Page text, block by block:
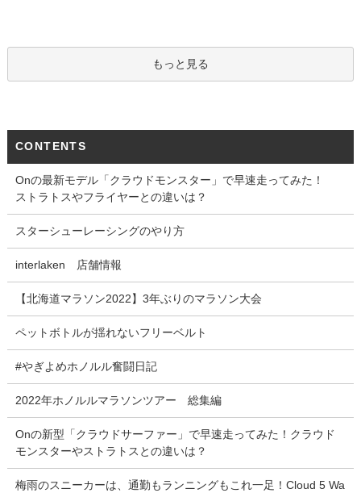
もっと見る
CONTENTS
Onの最新モデル「クラウドモンスター」で早速走ってみた！
ストラトスやフライヤーとの違いは？
スターシューレーシングのやり方
interlaken 店舗情報
【北海道マラソン2022】3年ぶりのマラソン大会
ペットボトルが揺れないフリーベルト
#やぎよめホノルル奮闘日記
2022年ホノルルマラソンツアー 総集編
Onの新型「クラウドサーファー」で早速走ってみた！クラウド
モンスターやストラトスとの違いは？
梅雨のスニーカーは、通勤もランニングもこれ一足！Cloud 5 Wa